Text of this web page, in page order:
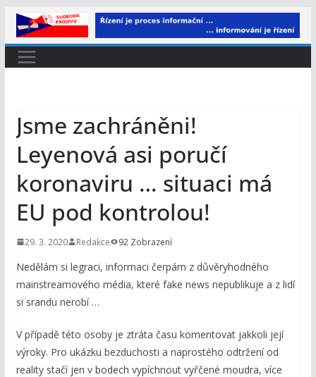
Přeskočit
na
obsah
Jsme zachráněni!
Leyenová asi poručí
koronaviru … situaci má
EU pod kontrolou!
29. 3. 2020 Redakce 92 Zobrazení
Nedělám si legraci, informaci čerpám z důvěryhodného
mainstreamového média, které fake news nepublikuje a z lidí
si srandu nerobí …
V případě této osoby je ztráta času komentovat jakkoli její
výroky. Pro ukázku bezduchosti a naprostého odtržení od
reality stačí jen v bodech vypíchnout vyřčené moudra, více